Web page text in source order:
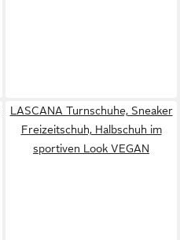
LASCANA Turnschuhe, Sneaker
Freizeitschuh, Halbschuh im
sportiven Look VEGAN